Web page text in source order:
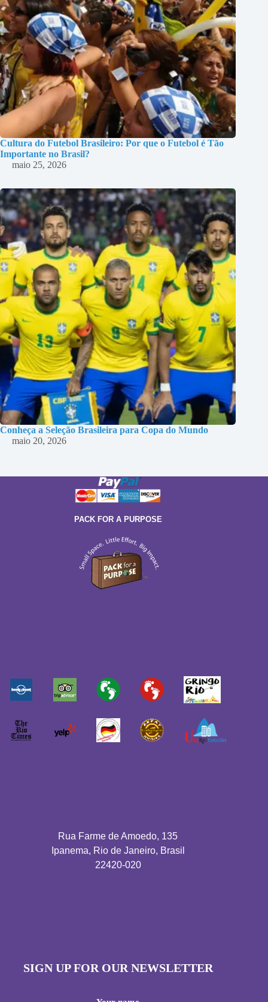
Cultura do Futebol Brasileiro: Por que o Futebol é Tão
Importante no Brasil?
maio 25, 2026
Conheça a Seleção Brasileira para Copa do Mundo
maio 20, 2026
PACK FOR A PURPOSE
Rua Farme de Amoedo, 135
Ipanema, Rio de Janeiro, Brasil
22420-020
SIGN UP FOR OUR NEWSLETTER